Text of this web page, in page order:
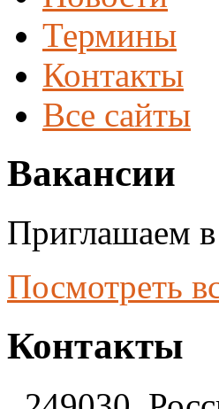
Термины
Контакты
Все сайты
Вакансии
Приглашаем
Посмотреть
Контакты